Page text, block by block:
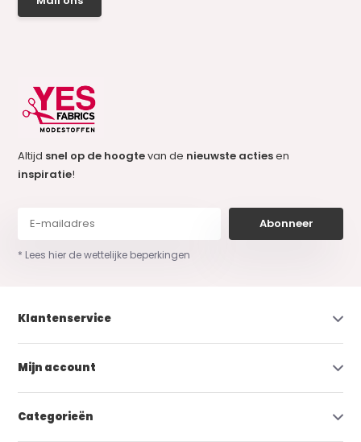
Altijd snel op de hoogtevan de nieuwste actiesen
inspiratie!
Abonneer
* Lees hier de wettelijke beperkingen
Klantenservice
Mijn account
Categorieën